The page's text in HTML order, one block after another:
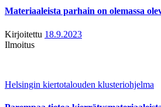
Materiaaleista parhain on olemassa
Kirjoitettu 18.9.2023
Ilmoitus
Helsingin kiertotalouden klusteriohjelma